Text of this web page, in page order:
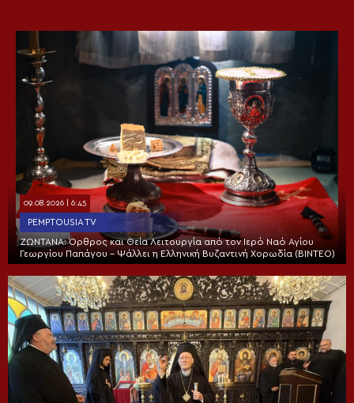
09.08.2026 | 6:45
PEMPTOUSIA TV
ΖΩΝΤΑΝΑ: Όρθρος και Θεία Λειτουργία από τον Ιερό Ναό Αγίου
Γεωργίου Παπάγου – Ψάλλει η Ελληνική Βυζαντινή Χορωδία (ΒΙΝΤΕΟ)